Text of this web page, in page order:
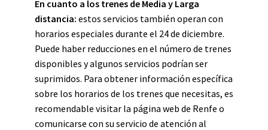
En cuanto a los trenes de Media y Larga
distancia: estos servicios también operan con
horarios especiales durante el 24 de diciembre.
Puede haber reducciones en el número de trenes
disponibles y algunos servicios podrían ser
suprimidos. Para obtener información específica
sobre los horarios de los trenes que necesitas, es
recomendable visitar la página web de Renfe o
comunicarse con su servicio de atención al